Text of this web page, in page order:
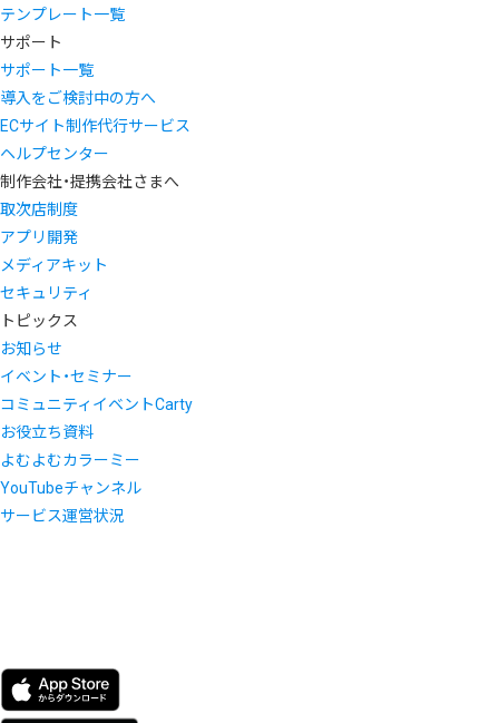
テンプレート一覧
サポート
サポート一覧
導入をご検討中の方へ
ECサイト制作代行サービス
ヘルプセンター
制作会社・提携会社さまへ
取次店制度
アプリ開発
メディアキット
セキュリティ
トピックス
お知らせ
イベント・セミナー
コミュニティイベントCarty
お役立ち資料
よむよむカラーミー
YouTubeチャンネル
サービス運営状況